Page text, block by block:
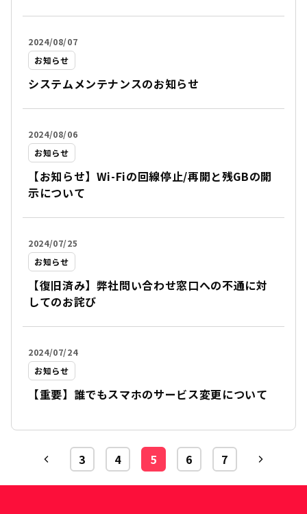
2024/08/07
お知らせ
システムメンテナンスのお知らせ
2024/08/06
お知らせ
【お知らせ】Wi-Fiの回線停止/再開と残GBの開
示について
2024/07/25
お知らせ
【復旧済み】弊社問い合わせ窓口への不通に対
してのお詫び
2024/07/24
お知らせ
【重要】誰でもスマホのサービス変更について
3 4 5 6 7